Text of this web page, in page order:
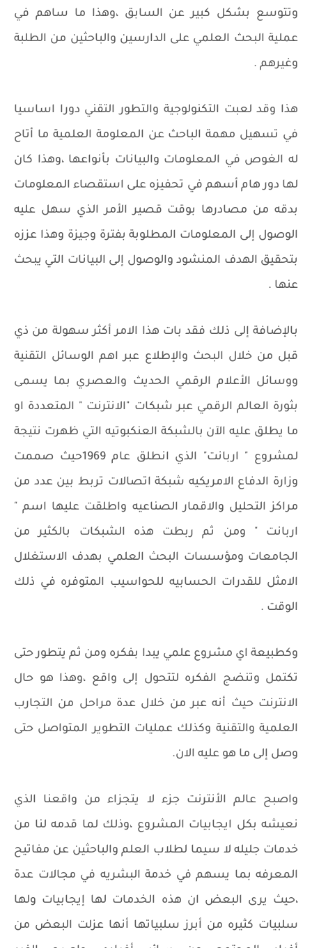
وتتوسع بشكل كبير عن السابق ،وهذا ما ساهم في
عملية البحث العلمي على الدارسين والباحثين من الطلبة
وغيرهم .
هذا وقد لعبت التكنولوجية والتطور التقني دورا اساسيا
في تسهيل مهمة الباحث عن المعلومة العلمية ما أتاح
له الغوص في المعلومات والبيانات بأنواعها ،وهذا كان
لها دور هام أسهم في تحفيزه على استقصاء المعلومات
بدقه من مصادرها بوقت قصير الأمر الذي سهل عليه
الوصول إلى المعلومات المطلوبة بفترة وجيزة وهذا عززه
بتحقيق الهدف المنشود والوصول إلى البيانات التي يبحث
عنها .
بالإضافة إلى ذلك فقد بات هذا الامر أكثر سهولة من ذي
قبل من خلال البحث والإطلاع عبر اهم الوسائل التقنية
ووسائل الأعلام الرقمي الحديث والعصري بما يسمى
بثورة العالم الرقمي عبر شبكات "الانترنت " المتعددة او
ما يطلق عليه الآن بالشبكة العنكبوتيه التي ظهرت نتيجة
لمشروع " اربانت" الذي انطلق عام 1969حيث صممت
وزارة الدفاع الامريكيه شبكة اتصالات تربط بين عدد من
مراكز التحليل والاقمار الصناعيه واطلقت عليها اسم "
اربانت " ومن ثم ربطت هذه الشبكات بالكثير من
الجامعات ومؤسسات البحث العلمي بهدف الاستغلال
الامثل للقدرات الحسابيه للحواسيب المتوفره في ذلك
الوقت .
وكطبيعة اي مشروع علمي يبدا بفكره ومن ثم يتطور حتى
تكتمل وتنضج الفكره لتتحول إلى واقع ،وهذا هو حال
الانترنت حيث أنه عبر من خلال عدة مراحل من التجارب
العلمية والتقنية وكذلك عمليات التطوير المتواصل حتى
وصل إلى ما هو عليه الان.
واصبح عالم الأنترنت جزء لا يتجزاء من واقعنا الذي
نعيشه بكل ايجابيات المشروع ،وذلك لما قدمه لنا من
خدمات جليله لا سيما لطلاب العلم والباحثين عن مفاتيح
المعرفه بما يسهم في خدمة البشريه في مجالات عدة
،حيث يرى البعض ان هذه الخدمات لها إيجابيات ولها
سلبيات كثيره من أبرز سلبياتها أنها عزلت البعض من